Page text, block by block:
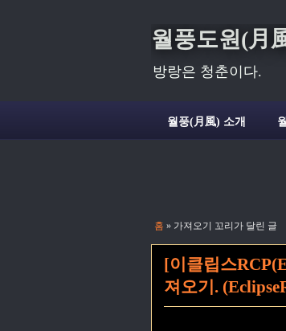
월풍도원(月
방랑은 청춘이다.
월풍(月風) 소개
홈 » 가져오기 꼬리가 달린 글
[이클립스
져오기.